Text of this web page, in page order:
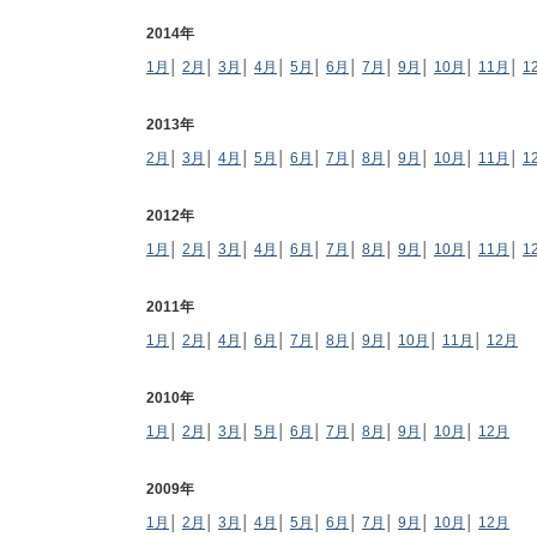
2014年
1月
2月 3月 4月 5月 6月 7月 9月 10月 11月
2013年
2月
3月 4月 5月 6月 7月 8月 9月 10月 11月
2012年
1月
2月 3月 4月 6月 7月 8月 9月 10月 11月
2011年
1月
2月 4月 6月 7月 8月 9月 10月 11月 12月
2010年
1月
2月 3月 5月 6月 7月 8月 9月 10月 12月
2009年
1月
2月 3月 4月 5月 6月 7月 9月 10月 12月